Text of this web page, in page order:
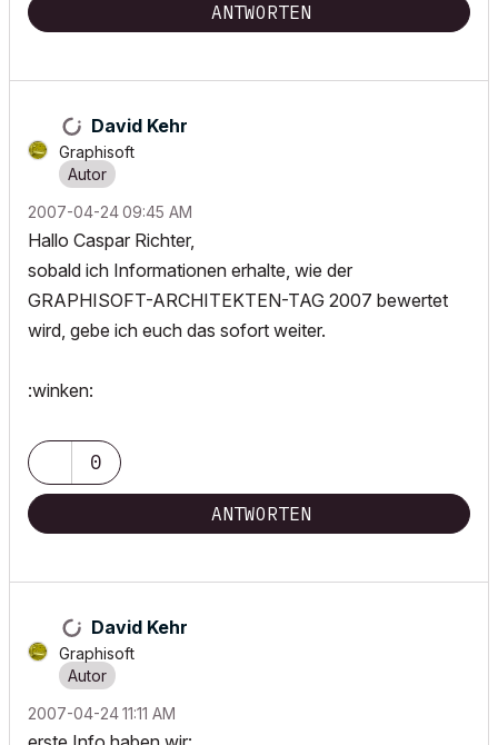
ANTWORTEN
David Kehr
Graphisoft
‎2007-04-2409:45 AM
Hallo Caspar Richter,
sobald ich Informationen erhalte, wie der
GRAPHISOFT-ARCHITEKTEN-TAG 2007 bewertet
wird, gebe ich euch das sofort weiter.
:winken:
0
ANTWORTEN
David Kehr
Graphisoft
‎2007-04-2411:11 AM